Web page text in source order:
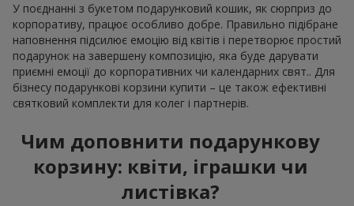
У поєднанні з букетом подарунковий кошик, як сюрприз до
корпоративу, працює особливо добре. Правильно підібране
наповнення підсилює емоцію від квітів і перетворює простий
подарунок на завершену композицію, яка буде дарувати
приємні емоції до корпоративних чи календарних свят.. Для
бізнесу подарункові корзини купити – це також ефективні
святковий комплекти для колег і партнерів.
Чим доповнити подарункову
корзину: квіти, іграшки чи
листівка?